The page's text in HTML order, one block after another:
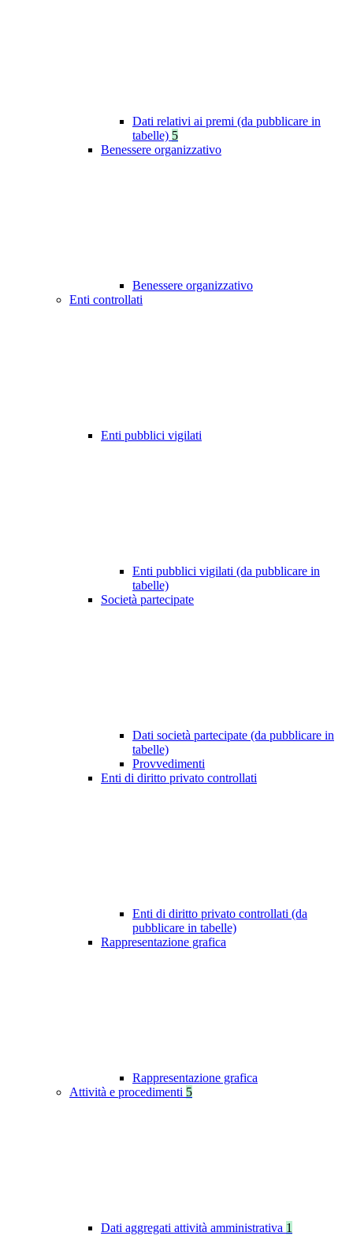
Dati relativi ai premi (da pubblicare in
tabelle) 5
Benessere organizzativo
Benessere organizzativo
Enti controllati
Enti pubblici vigilati
Enti pubblici vigilati (da pubblicare in
tabelle)
Società partecipate
Dati società partecipate (da pubblicare in
tabelle)
Provvedimenti
Enti di diritto privato controllati
Enti di diritto privato controllati (da
pubblicare in tabelle)
Rappresentazione grafica
Rappresentazione grafica
Attività e procedimenti 5
Dati aggregati attività amministrativa 1